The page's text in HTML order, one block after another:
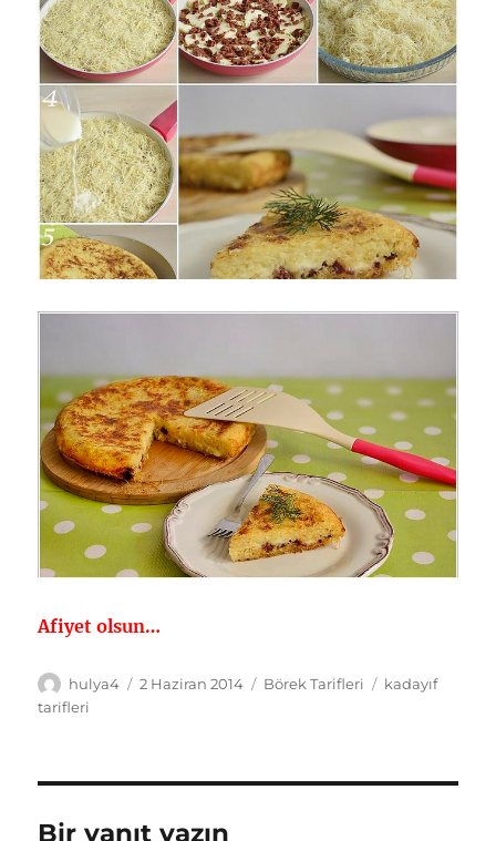
Afiyet olsun…
Yazar
hulya4
Yayın
2 Haziran 2014 Kategoriler
Börek Tarifleri Etiketler
kadayıf
tarifleri
Bir yanıt yazın